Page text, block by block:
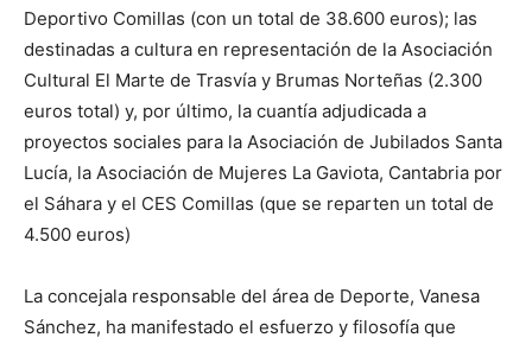
Deportivo Comillas (con un total de 38.600 euros); las
destinadas a cultura en representación de la Asociación
Cultural El Marte de Trasvía y Brumas Norteñas (2.300
euros total) y, por último, la cuantía adjudicada a
proyectos sociales para la Asociación de Jubilados Santa
Lucía, la Asociación de Mujeres La Gaviota, Cantabria por
el Sáhara y el CES Comillas (que se reparten un total de
4.500 euros)
La concejala responsable del área de Deporte, Vanesa
Sánchez, ha manifestado el esfuerzo y filosofía que